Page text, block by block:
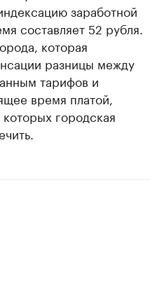
заработной
составляет 52 рубля.
которая
разницы между
тарифов и
время платой,
городская